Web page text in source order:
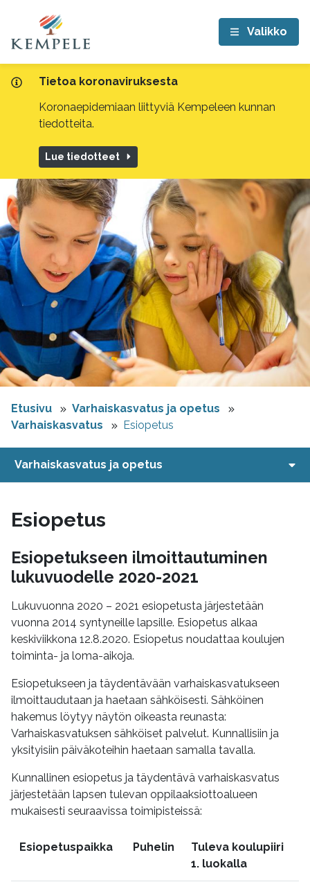
Tietoa koronaviruksesta
Koronaepidemiaan liittyviä Kempeleen kunnan
tiedotteita.
Lue tiedotteet
Valikko
Etusivu
Varhaiskasvatus ja opetus
Varhaiskasvatus
Esiopetus
Varhaiskasvatus ja opetus
Esiopetus
Esiopetukseen ilmoittautuminen
lukuvuodelle 2020-2021
Lukuvuonna 2020 – 2021 esiopetusta järjestetään
vuonna 2014 syntyneille lapsille. Esiopetus alkaa
keskiviikkona 12.8.2020. Esiopetus noudattaa koulujen
toiminta- ja loma-aikoja.
Esiopetukseen ja täydentävään varhaiskasvatukseen
ilmoittaudutaan ja haetaan sähköisesti. Sähköinen
hakemus löytyy näytön oikeasta reunasta:
Varhaiskasvatuksen sähköiset palvelut. Kunnallisiin ja
yksityisiin päiväkoteihin haetaan samalla tavalla.
Kunnallinen esiopetus ja täydentävä varhaiskasvatus
järjestetään lapsen tulevan oppilaaksiottoalueen
mukaisesti seuraavissa toimipisteissä:
Esiopetuspaikka Puhelin
Tuleva koulupiiri
1. luokalla